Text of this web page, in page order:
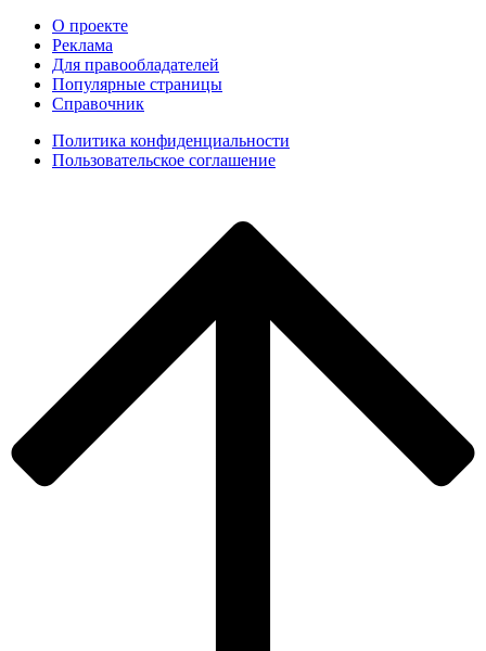
О проекте
Реклама
Для правообладателей
Популярные страницы
Справочник
Политика конфиденциальности
Пользовательское соглашение